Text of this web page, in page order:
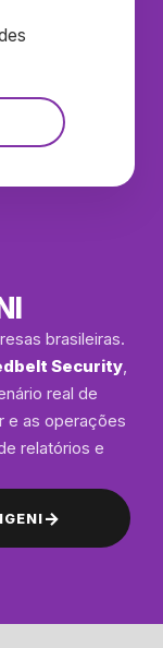
brasileiras.
Security,
real de
e as operações
relatórios e
→